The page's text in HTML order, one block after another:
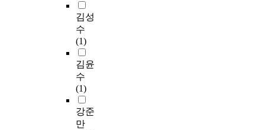
김성
수
(1)
김윤
수
(1)
강준
만